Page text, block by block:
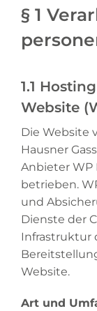
§ 1
1.1
Website
Die Website
Hausner
Anbieter WP
betrieben.
und
Dienste der
Infrastruktur
Website.
Art und